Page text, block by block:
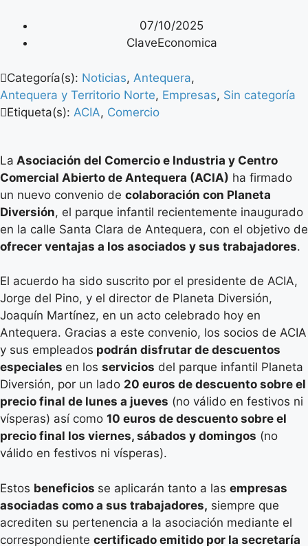
07/10/2025
ClaveEconomica
Categoría(s): Noticias, Antequera,
Antequera y Territorio Norte, Empresas, Sin categoría
Etiqueta(s): ACIA, Comercio
La Asociación del Comercio e Industria y Centro
Comercial Abierto de Antequera (ACIA) ha firmado
un nuevo convenio de colaboración con Planeta
Diversión, el parque infantil recientemente inaugurado
en la calle Santa Clara de Antequera, con el objetivo de
ofrecer ventajas a los asociados y sus trabajadores.
El acuerdo ha sido suscrito por el presidente de ACIA,
Jorge del Pino, y el director de Planeta Diversión,
Joaquín Martínez, en un acto celebrado hoy en
Antequera. Gracias a este convenio, los socios de ACIA
y sus empleados podrán disfrutar de descuentos
especiales en los servicios del parque infantil Planeta
Diversión, por un lado 20 euros de descuento sobre el
precio final de lunes a jueves (no válido en festivos ni
vísperas) así como 10 euros de descuento sobre el
precio final los viernes, sábados y domingos (no
válido en festivos ni vísperas).
Estos beneficios se aplicarán tanto a las empresas
asociadas como a sus trabajadores, siempre que
acrediten su pertenencia a la asociación mediante el
correspondiente certificado emitido por la secretaría